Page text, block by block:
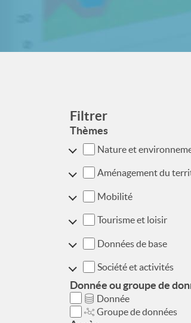
Filtrer
Thèmes
Nature et
Aménagement du
Mobilité
Tourisme et loisir
Données de base
Société et activités
Donnée ou groupe de
Donnée
Groupe de données